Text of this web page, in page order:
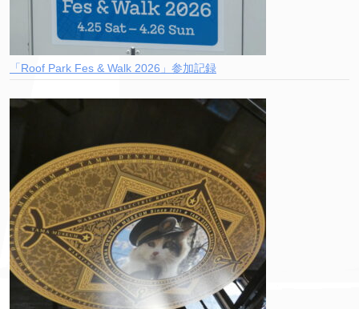
「Roof Park Fes & Walk 2026」参加記録